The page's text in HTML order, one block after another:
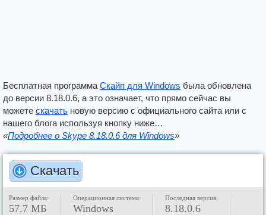
Бесплатная программа Скайп для Windows была обновлена
до версии 8.18.0.6, а это означает, что прямо сейчас вы
можете скачать новую версию с официального сайта или с
нашего блога используя кнопку ниже…
«Подробнее о Skype 8.18.0.6 для Windows»
Скачать
Размер файла:
57.7 МБ
Операционная система:
Windows
Последняя версия:
8.18.0.6